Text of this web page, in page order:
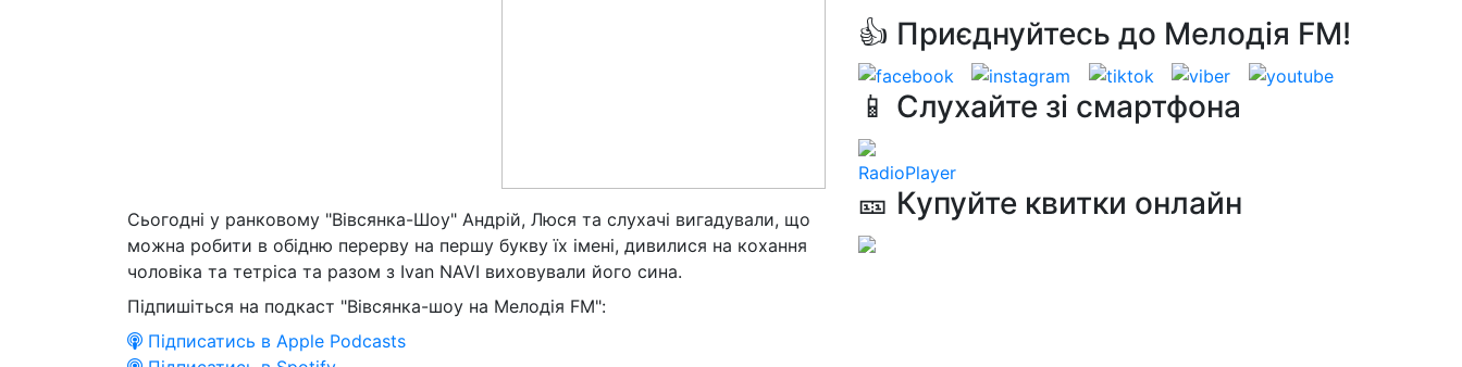
Сьогодні у ранковому "Вівсянка-Шоу" Андрій, Люся та слухачі вигадували, що
можна робити в обідню перерву на першу букву їх імені, дивилися на кохання
чоловіка та тетріса та разом з Ivan NAVI виховували його сина.
Підпишіться на подкаст "Вівсянка-шоу на Мелодія FM":
Підписатись в Apple Podcasts
👍 Приєднуйтесь до Мелодія FM!
📱 Слухайте зі смартфона
RadioPlayer
🎫 Купуйте квитки онлайн